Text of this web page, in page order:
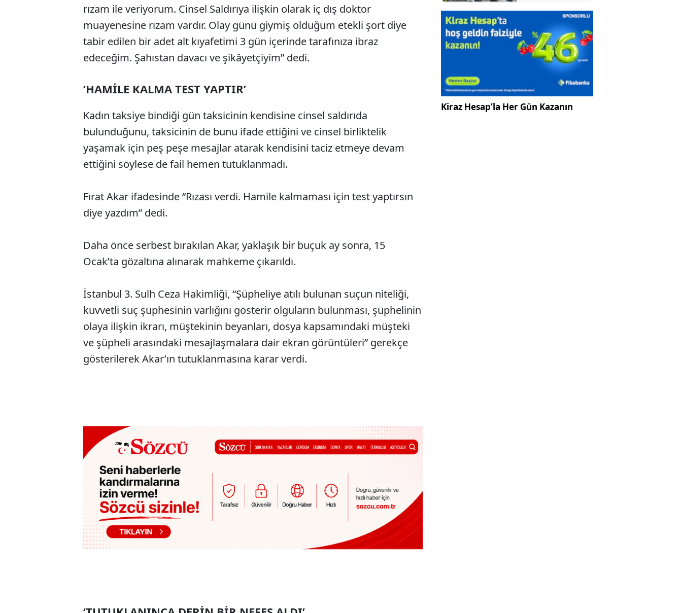
rızam ile veriyorum. Cinsel Saldırıya ilişkin olarak iç dış doktor
muayenesine rızam vardır. Olay günü giymiş olduğum etekli şort diye
tabir edilen bir adet alt kıyafetimi 3 gün içerinde tarafınıza ibraz
edeceğim. Şahıstan davacı ve şikâyetçiyim” dedi.
‘HAMİLE KALMA TEST YAPTIR’
Kadın taksiye bindiği gün taksicinin kendisine cinsel saldırıda
bulunduğunu, taksicinin de bunu ifade ettiğini ve cinsel birliktelik
yaşamak için peş peşe mesajlar atarak kendisini taciz etmeye devam
ettiğini söylese de fail hemen tutuklanmadı.
Fırat Akar ifadesinde “Rızası verdi. Hamile kalmaması için test yaptırsın
diye yazdım” dedi.
Daha önce serbest bırakılan Akar, yaklaşık bir buçuk ay sonra, 15
Ocak’ta gözaltına alınarak mahkeme çıkarıldı.
İstanbul 3. Sulh Ceza Hakimliği, “Şüpheliye atılı bulunan suçun niteliği,
kuvvetli suç şüphesinin varlığını gösterir olguların bulunması, şüphelinin
olaya ilişkin ikrarı, müştekinin beyanları, dosya kapsamındaki müşteki
ve şüpheli arasındaki mesajlaşmalara dair ekran görüntüleri” gerekçe
gösterilerek Akar’ın tutuklanmasına karar verdi.
Kiraz Hesap’la Her Gün Kazanın